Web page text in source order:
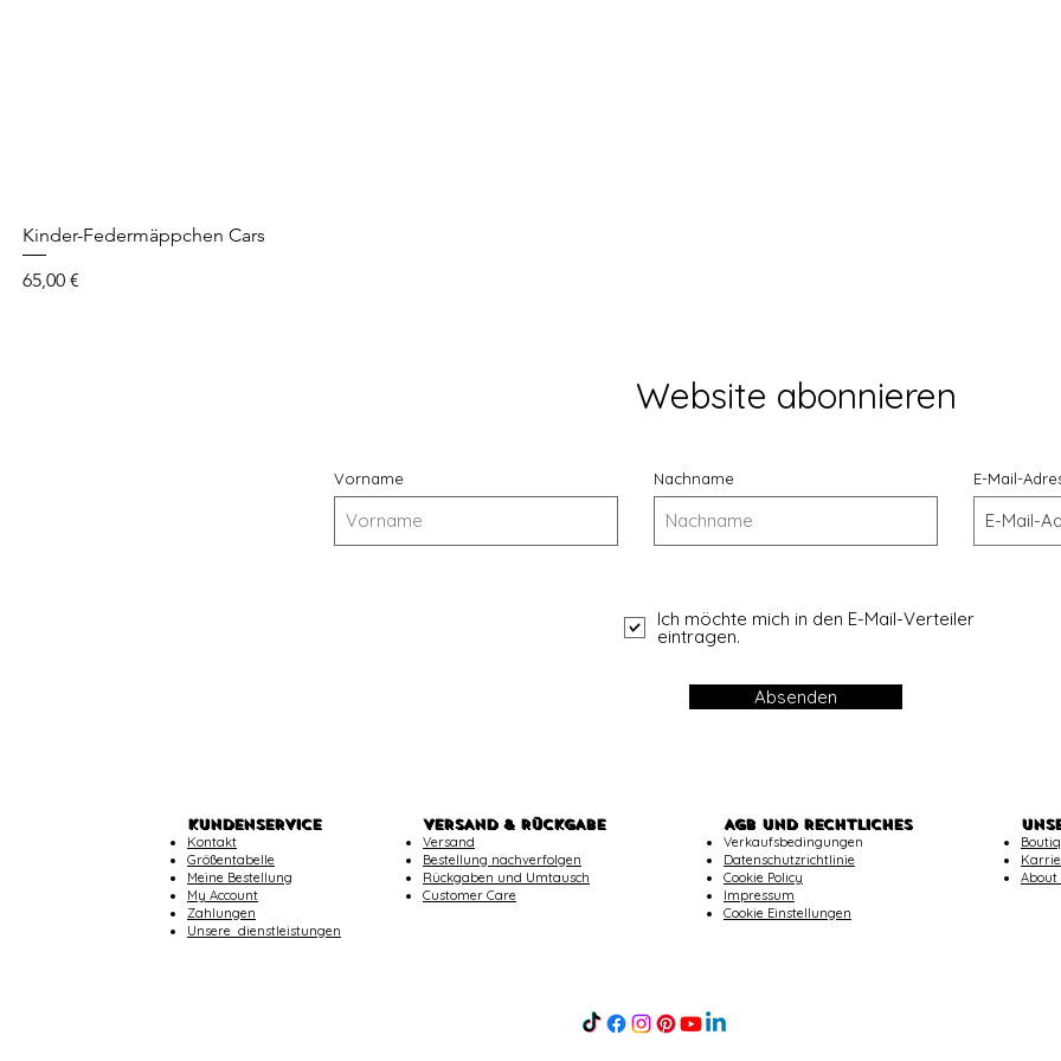
Kinder-Federmäppchen Cars
Prezzo
65,00 €
Website abonnieren
Vorname Nachname E-Mail-
Ich möchte mich in den E-Mail-Verteiler
eintragen.
Absenden
KUNDENSERVICE
Kontakt
Größentabelle
Meine Bestellung
My Account
Zahlungen
​Unsere dienstleistungen
VERSAND & RÜCKGABE
Versand
Bestellung nachverfolgen
Rückgaben und Umtausch
Customer Care
AGB UND RECHTLICHES
Verkaufsbedingungen
Datenschutzrichtlinie
Cookie Policy
Impressum
Cookie Einstellungen
About